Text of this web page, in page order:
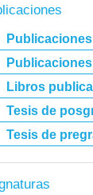
Libros
Tesis de
Tesis de